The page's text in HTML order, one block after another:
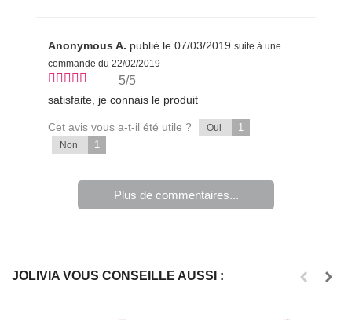
Anonymous A. publié le 07/03/2019 suite à une
commande du 22/02/2019
5/5
satisfaite, je connais le produit
Cet avis vous a-t-il été utile ? Oui 1
Non 1
Plus de commentaires...
JOLIVIA VOUS CONSEILLE AUSSI :